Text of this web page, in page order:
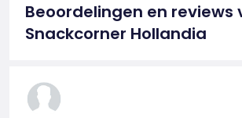
Beoordelingen en reviews
Snackcorner Hollandia